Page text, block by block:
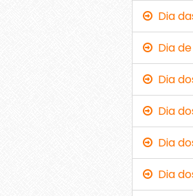
Dia
Dia
Dia
Dia
Dia
Dia